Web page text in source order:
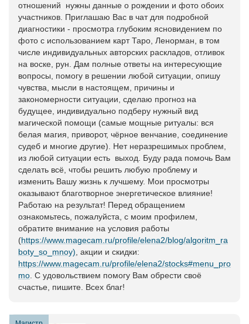
отношений нужны данные о рождении и фото обоих
участников. Приглашаю Вас в чат для подробной
диагностики - просмотра глубоким ясновидением по
фото с использованием карт Таро, Ленорман, в том
числе индивидуальных авторских раскладов, отливок
на воске, рун. Дам полные ответы на интересующие
вопросы, помогу в решении любой ситуации, опишу
чувства, мысли в настоящем, причины и
закономерности ситуации, сделаю прогноз на
будущее, индивидуально подберу нужный вид
магической помощи (самые мощные ритуалы: вся
белая магия, приворот, чёрное венчание, соединение
судеб и многие другие). Нет неразрешимых проблем,
из любой ситуации есть выход. Буду рада помочь Вам
сделать всё, чтобы решить любую проблему и
изменить Вашу жизнь к лучшему. Мои просмотры
оказывают благотворное энергетическое влияние!
Работаю на результат! Перед обращением
ознакомьтесь, пожалуйста, с моим профилем,
обратите внимание на условия работы
(https://www.magecam.ru/profile/elena2/blog/algoritm_ra
boty_so_mnoy) , акции и скидки:
https://www.magecam.ru/profile/elena2/stocks#menu_pro
mo . С удовольствием помогу Вам обрести своё
счастье, пишите. Всех благ!